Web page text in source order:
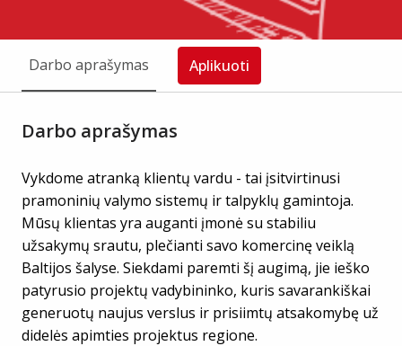
Darbo aprašymas Aplikuoti
Darbo aprašymas
Vykdome atranką klientų vardu - tai įsitvirtinusi
pramoninių valymo sistemų ir talpyklų gamintoja.
Mūsų klientas yra auganti įmonė su stabiliu
užsakymų srautu, plečianti savo komercinę veiklą
Baltijos šalyse. Siekdami paremti šį augimą, jie ieško
patyrusio projektų vadybininko, kuris savarankiškai
generuotų naujus verslus ir prisiimtų atsakomybę už
didelės apimties projektus regione.